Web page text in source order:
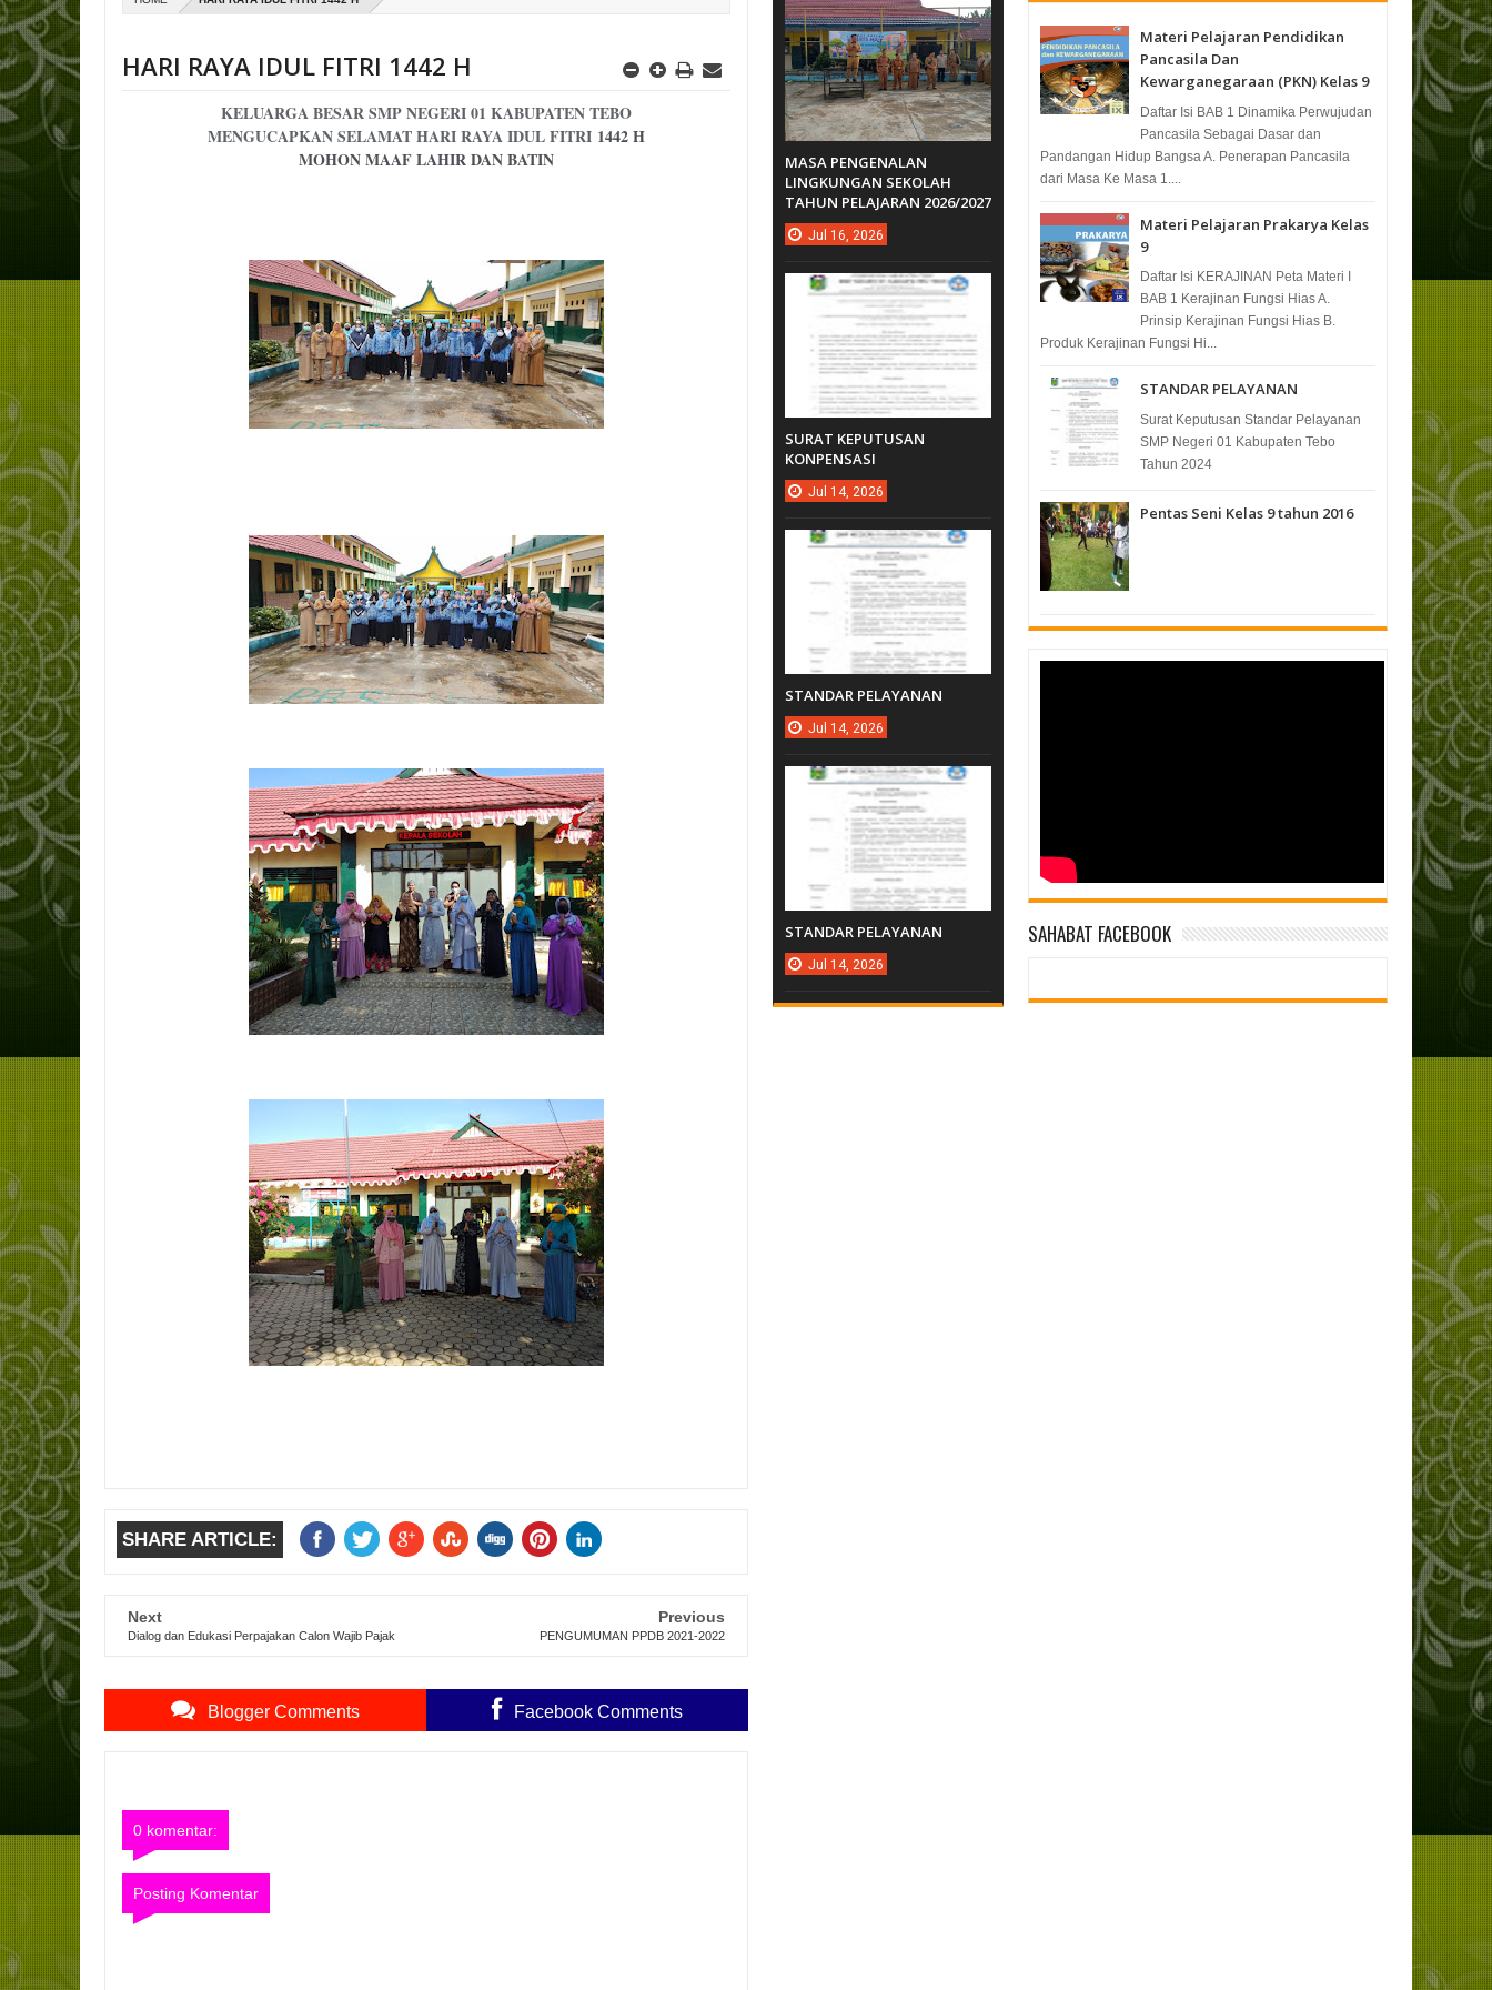
HARI RAYA IDUL FITRI 1442 H
KELUARGA BESAR SMP NEGERI 01 KABUPATEN TEBO
MENGUCAPKAN SELAMAT HARI RAYA IDUL FITRI 1442 H
MOHON MAAF LAHIR DAN BATIN
SHARE ARTICLE:
Next
Dialog dan Edukasi Perpajakan Calon Wajib Pajak
Previous
PENGUMUMAN PPDB 2021-2022
Blogger Comments Facebook Comments
0 komentar:
Posting Komentar
Materi Pelajaran Pendidikan
Pancasila Dan
Kewarganegaraan (PKN) Kelas 9
Daftar Isi BAB 1 Dinamika Perwujudan
Pancasila Sebagai Dasar dan
Pandangan Hidup Bangsa A. Penerapan Pancasila
dari Masa Ke Masa 1....
Materi Pelajaran Prakarya Kelas
9
Daftar Isi KERAJINAN Peta Materi I
BAB 1 Kerajinan Fungsi Hias A.
Prinsip Kerajinan Fungsi Hias B.
Produk Kerajinan Fungsi Hi...
STANDAR PELAYANAN
Surat Keputusan Standar Pelayanan
SMP Negeri 01 Kabupaten Tebo
Tahun 2024
Pentas Seni Kelas 9 tahun 2016
SAHABAT FACEBOOK
MASA PENGENALAN
LINGKUNGAN SEKOLAH
TAHUN PELAJARAN 2026/2027
Jul 16, 2026
SURAT KEPUTUSAN
KONPENSASI
Jul 14, 2026
STANDAR PELAYANAN
Jul 14, 2026
STANDAR PELAYANAN
Jul 14, 2026